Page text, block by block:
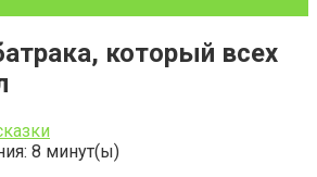
который всех
8 минут(ы)